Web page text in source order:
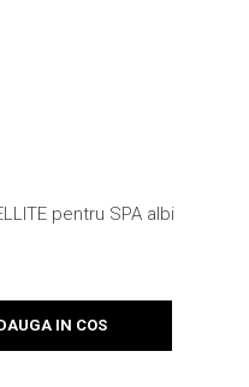
pentru SPA albi
IN COS